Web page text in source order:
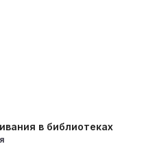
в библиотеках